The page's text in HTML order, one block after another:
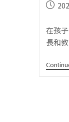
在孩
長和